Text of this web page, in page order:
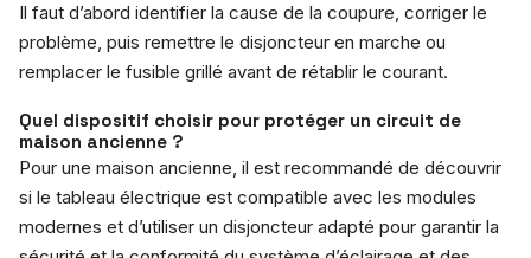
Il faut d’abord identifier la cause de la coupure, corriger le
problème, puis remettre le disjoncteur en marche ou
remplacer le fusible grillé avant de rétablir le courant.
Quel dispositif choisir pour protéger un circuit de
maison ancienne ?
Pour une maison ancienne, il est recommandé de découvrir
si le tableau électrique est compatible avec les modules
modernes et d’utiliser un disjoncteur adapté pour garantir la